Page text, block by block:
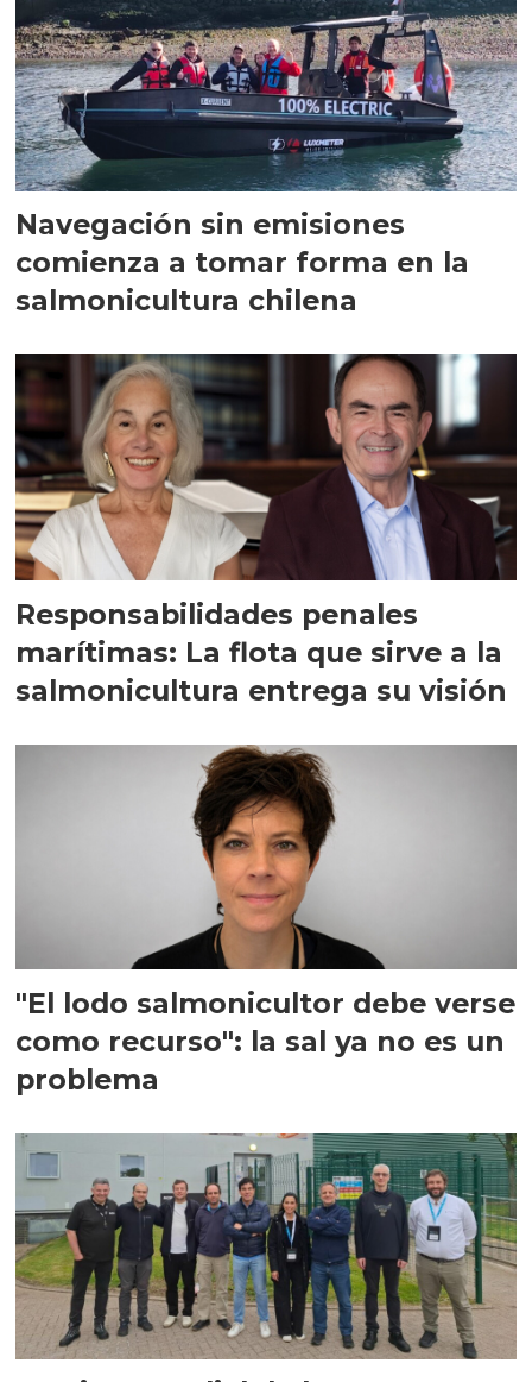
Navegación sin emisiones
comienza a tomar forma en la
salmonicultura chilena
Responsabilidades penales
marítimas: La flota que sirve a la
salmonicultura entrega su visión
"El lodo salmonicultor debe verse
como recurso": la sal ya no es un
problema